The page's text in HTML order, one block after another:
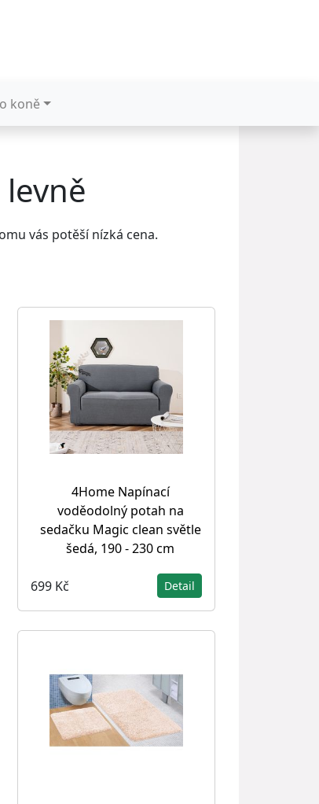
koně
vás potěší nízká cena.
4Home Napínací
voděodolný potah na
sedačku Magic clean světle
šedá, 190 - 230 cm
699 Kč Detail